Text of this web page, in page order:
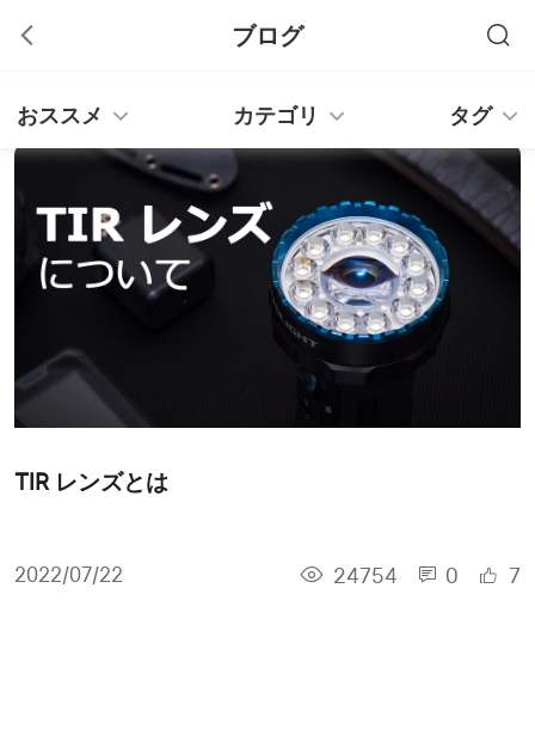
ブログ
おススメ カテゴリ タグ
TIR レンズとは
2022/07/22 24754 0 7